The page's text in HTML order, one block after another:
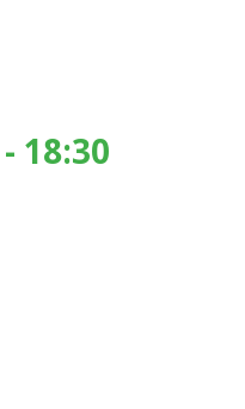
- 18:30